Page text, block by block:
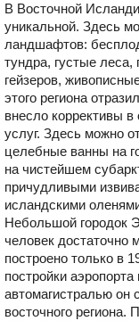
В Восточной
уникальной. Здесь
ландшафтов:
тундра, густые
гейзеров,
этого региона
внесло коррективы в
услуг. Здесь можно
целебные ванны на
на чистейшем
причудливыми
исландскими
Небольшой городок
человек достаточно
построено только в
постройки
автомагистралью он
восточного